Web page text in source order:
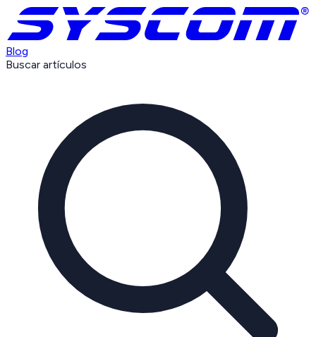
Blog
Buscar artículos